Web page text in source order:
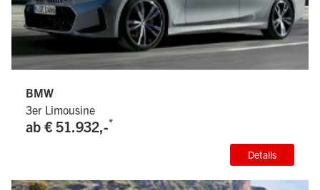
BMW
3er Limousine
ab € 51.932,-*
Details